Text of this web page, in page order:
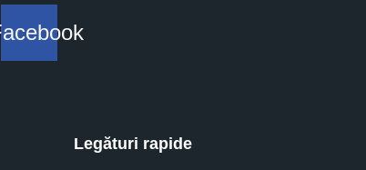
Legături rapide